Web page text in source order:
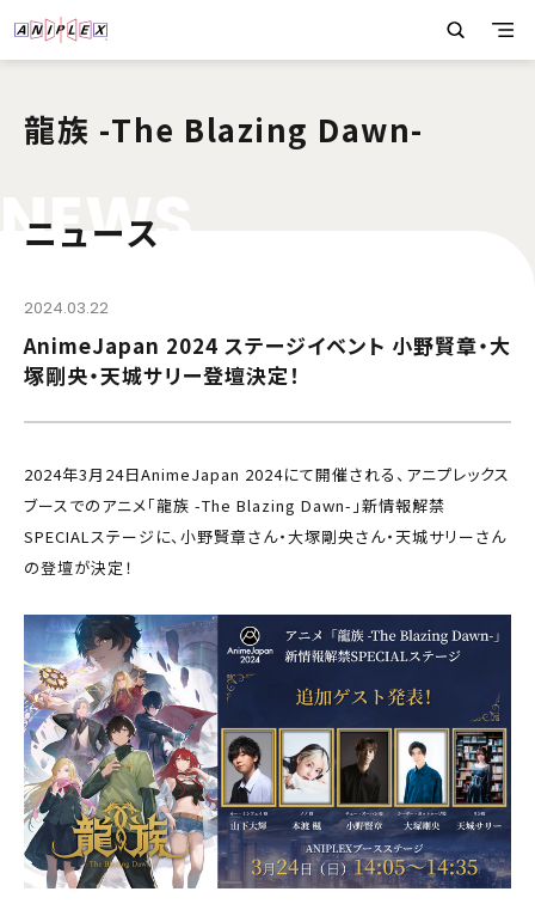
龍族 -The Blazing Dawn-
NEWS
ニュース
2024.03.22
AnimeJapan 2024 ステージイベント 小野賢章・大
塚剛央・天城サリー登壇決定！
2024年3月24日AnimeJapan 2024にて開催される、アニプレックス
ブースでのアニメ「龍族 -The Blazing Dawn-」新情報解禁
SPECIALステージに、小野賢章さん・大塚剛央さん・天城サリーさん
の登壇が決定！